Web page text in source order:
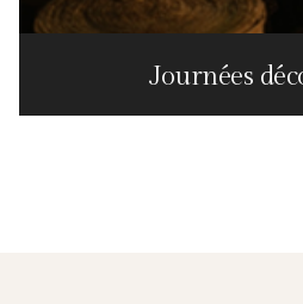
Journées